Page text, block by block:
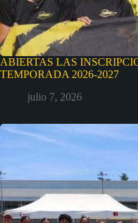
ABIERTAS LAS
TEMPORADA 2026-2027
julio 7, 2026